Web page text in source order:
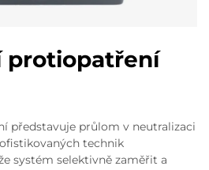
protiopatření
představuje průlom v neutralizaci
technik
systém selektivně zaměřit a